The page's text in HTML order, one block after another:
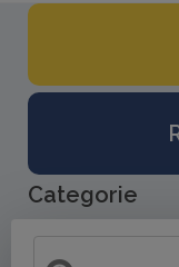
Categorie